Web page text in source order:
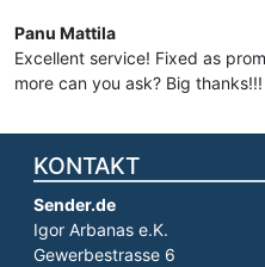
Panu Mattila
Excellent service! Fixed as
more can you ask? Big thanks!!!
KONTAKT
Sender.de
Igor Arbanas e.K.
Gewerbestrasse 6